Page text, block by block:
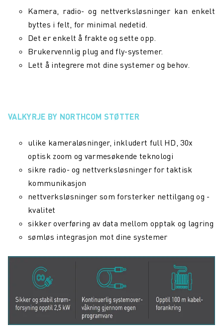
Kamera, radio- og nettverksløsninger kan enkelt
byttes i felt, for minimal nedetid.
Det er enkelt å frakte og sette opp.
Brukervennlig plug and fly-systemer.
Lett å integrere mot dine systemer og behov.
VALKYRJE BY NORTHCOM STØTTER
ulike kameraløsninger, inkludert full HD, 30x
optisk zoom og varmesøkende teknologi
sikre radio- og nettverksløsninger for taktisk
kommunikasjon
nettverksløsninger som forsterker nettilgang og -
kvalitet
sikker overføring av data mellom opptak og lagring
sømløs integrasjon mot dine systemer